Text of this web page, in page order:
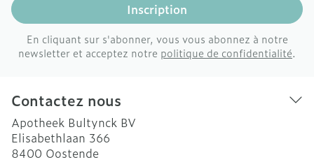
Inscription
En cliquant sur s'abonner, vous vous abonnez à notre
newsletter et acceptez notre politique de confidentialité.
Contactez nous
Apotheek Bultynck BV
Elisabethlaan 366
8400 Oostende